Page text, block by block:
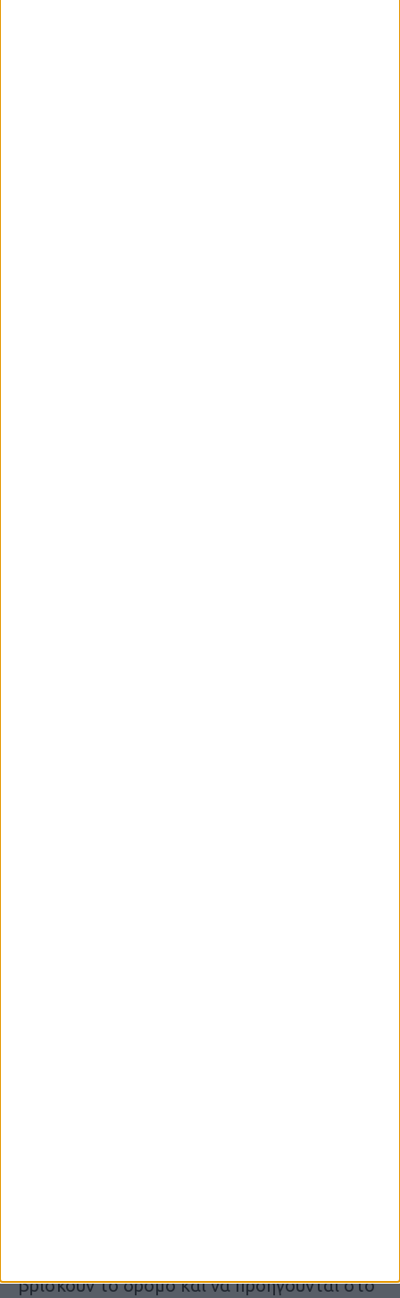
βρίσκουν το δρόμο και να προηγούνται στο